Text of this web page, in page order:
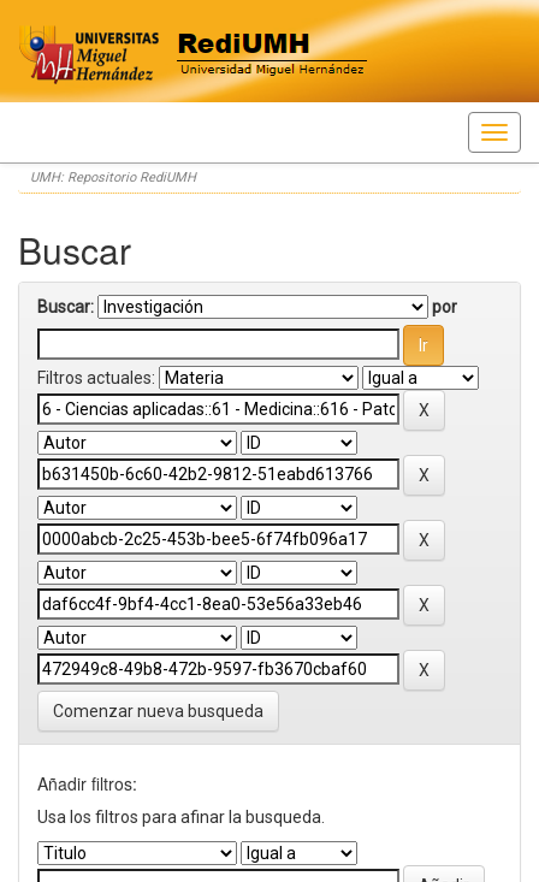
Skip
navigation
UMH: Repositorio RediUMH
Buscar
Buscar: por
Filtros actuales:
Comenzar nueva busqueda
Añadir filtros:
Usa los filtros para afinar la busqueda.